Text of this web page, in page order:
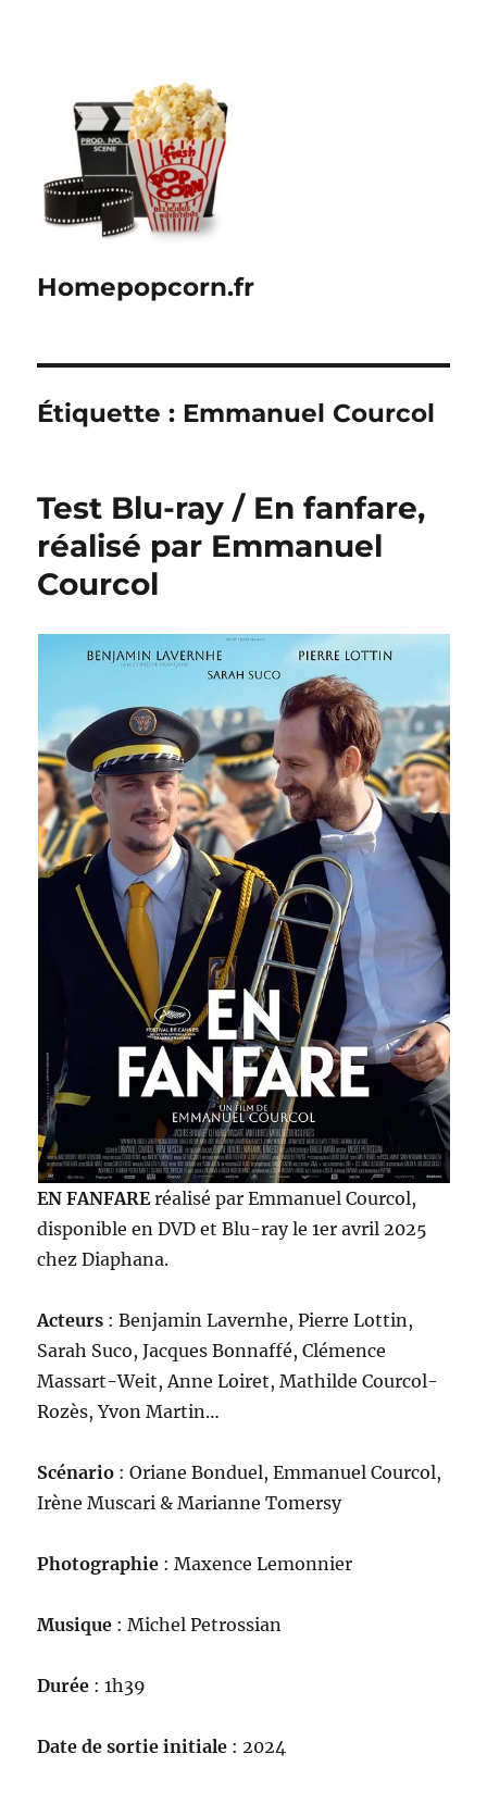
Homepopcorn.fr
Étiquette : Emmanuel Courcol
Test Blu-ray / En fanfare,
réalisé par Emmanuel
Courcol
EN FANFAREréalisé par Emmanuel Courcol,
disponible en DVD et Blu-ray le 1er avril 2025
chez Diaphana.
Acteurs : Benjamin Lavernhe, Pierre Lottin,
Sarah Suco, Jacques Bonnaffé, Clémence
Massart-Weit, Anne Loiret, Mathilde Courcol-
Rozès, Yvon Martin…
Scénario : Oriane Bonduel, Emmanuel Courcol,
Irène Muscari & Marianne Tomersy
Photographie : Maxence Lemonnier
Musique : Michel Petrossian
Durée : 1h39
Date de sortie initiale : 2024